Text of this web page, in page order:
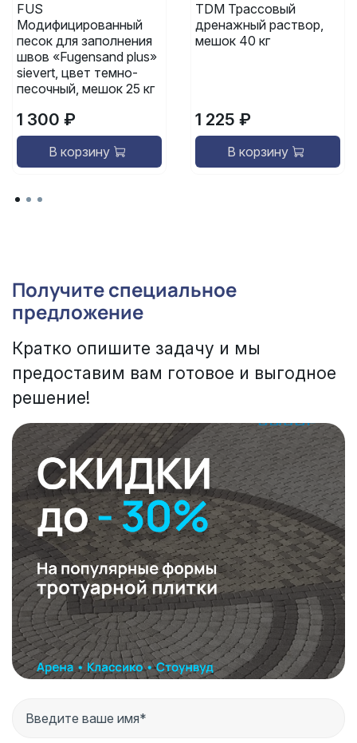
FUS
Модифицированный
песок для заполнения
швов «Fugensand plus»
sievert, цвет темно-
песочный, мешок 25 кг
1 300 ₽
В корзину
TDM Трассовый
дренажный раствор,
мешок 40 кг
1 225 ₽
В корзину
Получите специальное
предложение
Кратко опишите задачу и мы
предоставим вам готовое и выгодное
решение!